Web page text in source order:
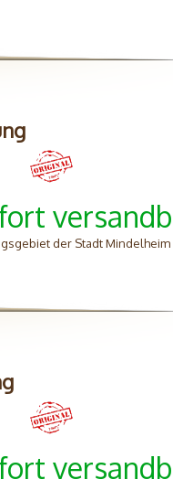
der Stadt